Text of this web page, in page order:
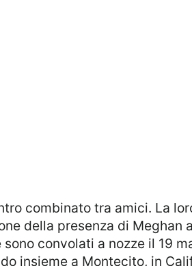
della presenza di Meghan
convolati a nozze il 19
insieme a Montecito, in